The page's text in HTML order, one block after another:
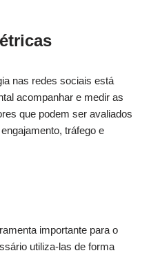
nas redes sociais está
acompanhar e medir as
que podem ser avaliados
tráfego e
importante para o
utiliza-las de forma